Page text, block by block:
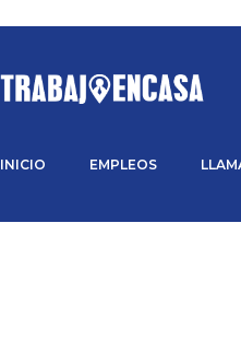
INICIO EMPLEOS